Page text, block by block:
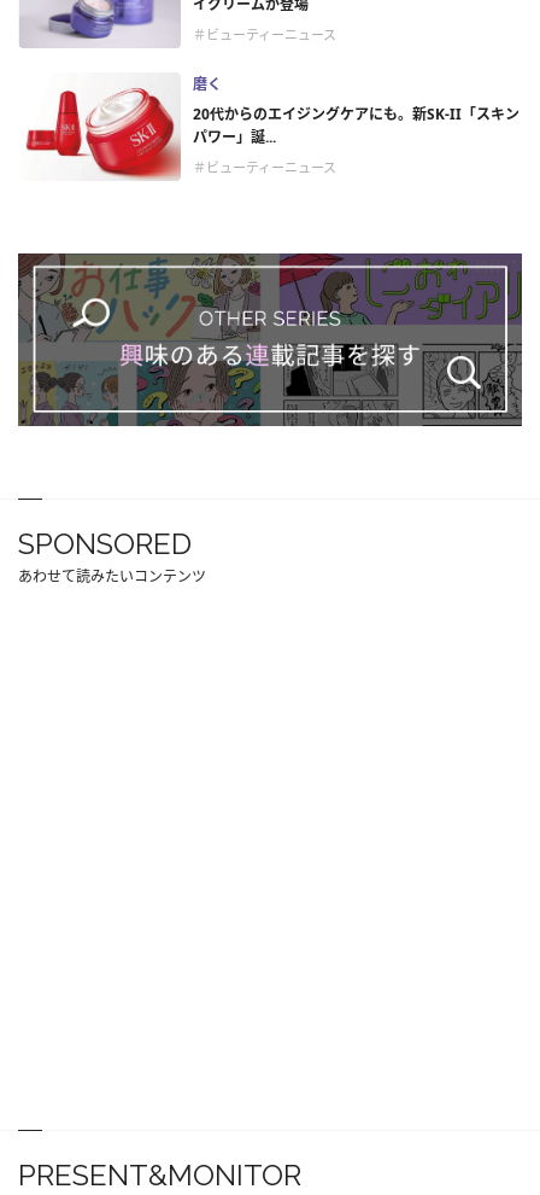
イクリームが登場
＃ビューティーニュース
磨く
20代からのエイジングケアにも。新SK-II「スキン
パワー」誕...
＃ビューティーニュース
SPONSORED
あわせて読みたいコンテンツ
PRESENT&MONITOR